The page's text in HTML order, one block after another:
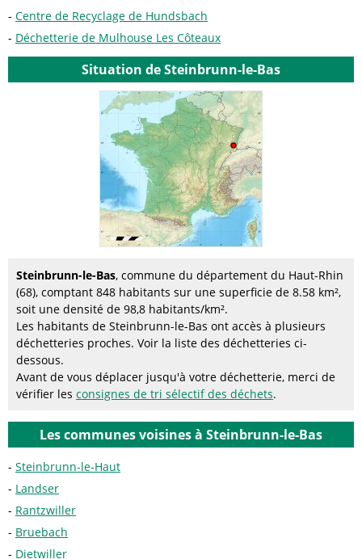
Centre de Recyclage de Hundsbach
Déchetterie de Mulhouse Les Côteaux
Situation de Steinbrunn-le-Bas
Steinbrunn-le-Bas, commune du département du Haut-Rhin
(68), comptant 848 habitants sur une superficie de 8.58 km²,
soit une densité de 98,8 habitants/km².
Les habitants de Steinbrunn-le-Bas ont accès à plusieurs
déchetteries proches. Voir la liste des déchetteries ci-
dessous.
Avant de vous déplacer jusqu'à votre déchetterie, merci de
vérifier les consignes de tri sélectif des déchets.
Les communes voisines à Steinbrunn-le-Bas
Steinbrunn-le-Haut
Landser
Rantzwiller
Bruebach
Dietwiller